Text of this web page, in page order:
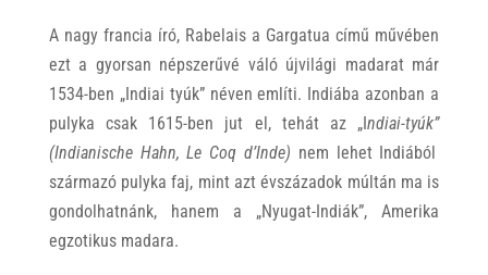
A nagy francia író, Rabelais a Gargatua című művében
ezt a gyorsan népszerűvé váló újvilági madarat már
1534-ben „Indiai tyúk” néven említi. Indiába azonban a
pulyka csak 1615-ben jut el, tehát az „Indiai-tyúk”
(Indianische Hahn, Le Coq d’Inde) nem lehet Indiából
származó pulyka faj, mint azt évszázadok múltán ma is
gondolhatnánk, hanem a „Nyugat-Indiák”, Amerika
egzotikus madara.